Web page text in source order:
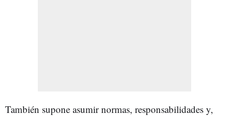
También supone asumir normas, responsabilidades y,